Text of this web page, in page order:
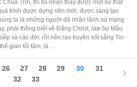
Trời, thì tôi nhận thấy được một sự thật
trình được dựng nên mới, được sáng tạo
ta là những người đã nhận lãnh sứ mạng
phải thông biết về Đấng Christ, làø Sự Mầu
và các đời, rồi nên rao truyền sốt sắng Tin
gian tối tăm, là ...
26 27 28 29 30
31
32
33